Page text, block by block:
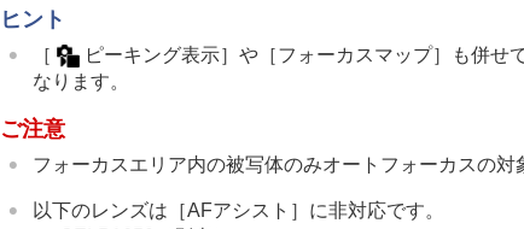
フォーカスエリア枠色（静止画/動
AF-Cエリア表示
横切りへのAF特性
ヒント
［ ピーキング表示］や ［フォーカスマップ］
も併せ
なります。
ご注意
フォーカスエリア内の被写体のみオートフォーカスの対
以下のレンズは ［AFアシスト］ に非対応です。